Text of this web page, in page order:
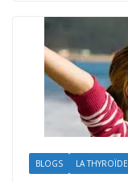
BLOGS LA THYROÏDE